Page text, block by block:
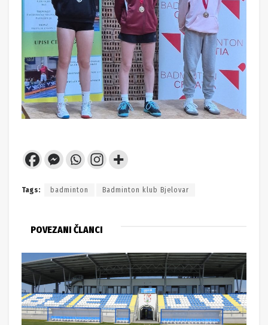
Tags: badminton Badminton klub Bjelovar
POVEZANI ČLANCI